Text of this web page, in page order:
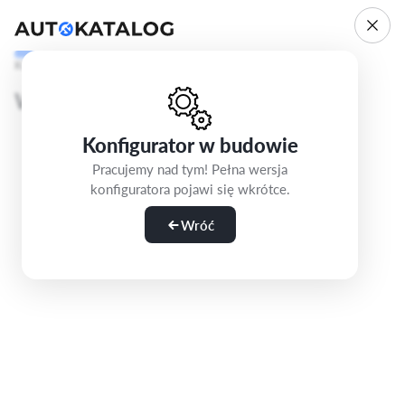
Konfigurator w budowie
Pracujemy nad tym! Pełna wersja
konfiguratora pojawi się wkrótce.
Wróć
Krok 1/5
Wybierz wersję